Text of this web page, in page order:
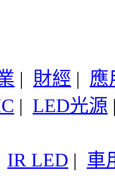
| 財經 | 應
| LED光源
IR LED | 車